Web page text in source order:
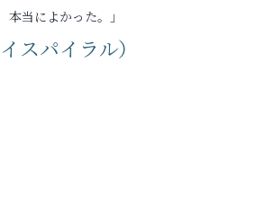
本当によかった。」
スパイラル）